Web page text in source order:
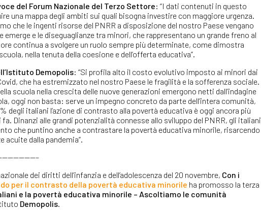
del Forum Nazionale del Terzo Settore: “I dati contenuti in questo
una mappa degli ambiti sui quali bisogna investire con maggiore urgenza.
che le ingenti risorse del PNRR a disposizione del nostro Paese vengano
emerge e le diseguaglianze tra minori, che rappresentano un grande freno al
continua a svolgere un ruolo sempre più determinate, come dimostra
nella tenuta della coesione e dell’offerta educativa”.
Demopolis: “Si profila alto il costo evolutivo imposto ai minori dai
che ha estremizzato nel nostro Paese le fragilità e la sofferenza sociale.
scuola nella crescita delle nuove generazioni emergono netti dall’indagine
oggi non basta: serve un impegno concreto da parte dell’intera comunità,
degli italiani l’azione di contrasto alla povertà educativa è oggi ancora più
Dinanzi alle grandi potenzialità connesse allo sviluppo del PNRR, gli italiani
che puntino anche a contrastare la povertà educativa minorile, risarcendo
acuite dalla pandemia”.
dei diritti dell’infanzia e dell’adolescenza del 20 novembre, Con i
per il contrasto della povertà educativa minorile ha promosso la terza
e la povertà educativa minorile – Ascoltiamo le comunità
Demopolis